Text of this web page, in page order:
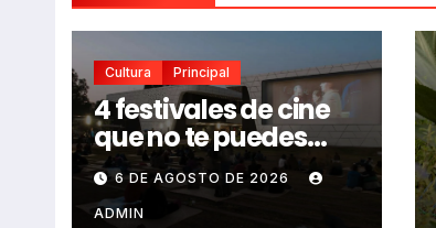
Cultura Principal
4 festivales de cine
que no te puedes
perder en CDMX este
2026
6 DE AGOSTO DE 2026
ADMIN